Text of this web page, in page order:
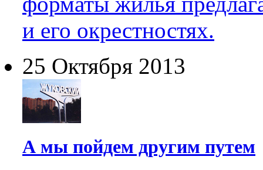
и его окрестностях.
25 Октября 2013
А мы пойдем другим путем